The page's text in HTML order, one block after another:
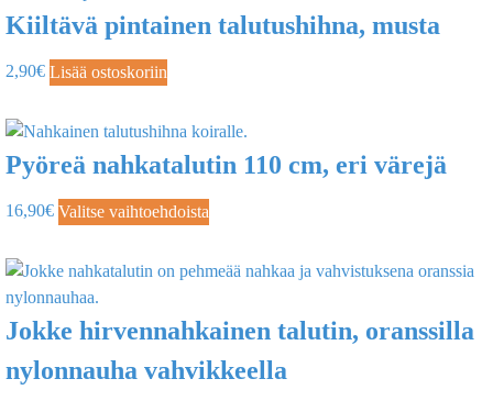
Kiiltävä pintainen talutushihna, musta
2,90€ Lisää ostoskoriin
Pyöreä nahkatalutin 110 cm, eri värejä
16,90€ Valitse vaihtoehdoista
Jokke hirvennahkainen talutin, oranssilla
nylonnauha vahvikkeella